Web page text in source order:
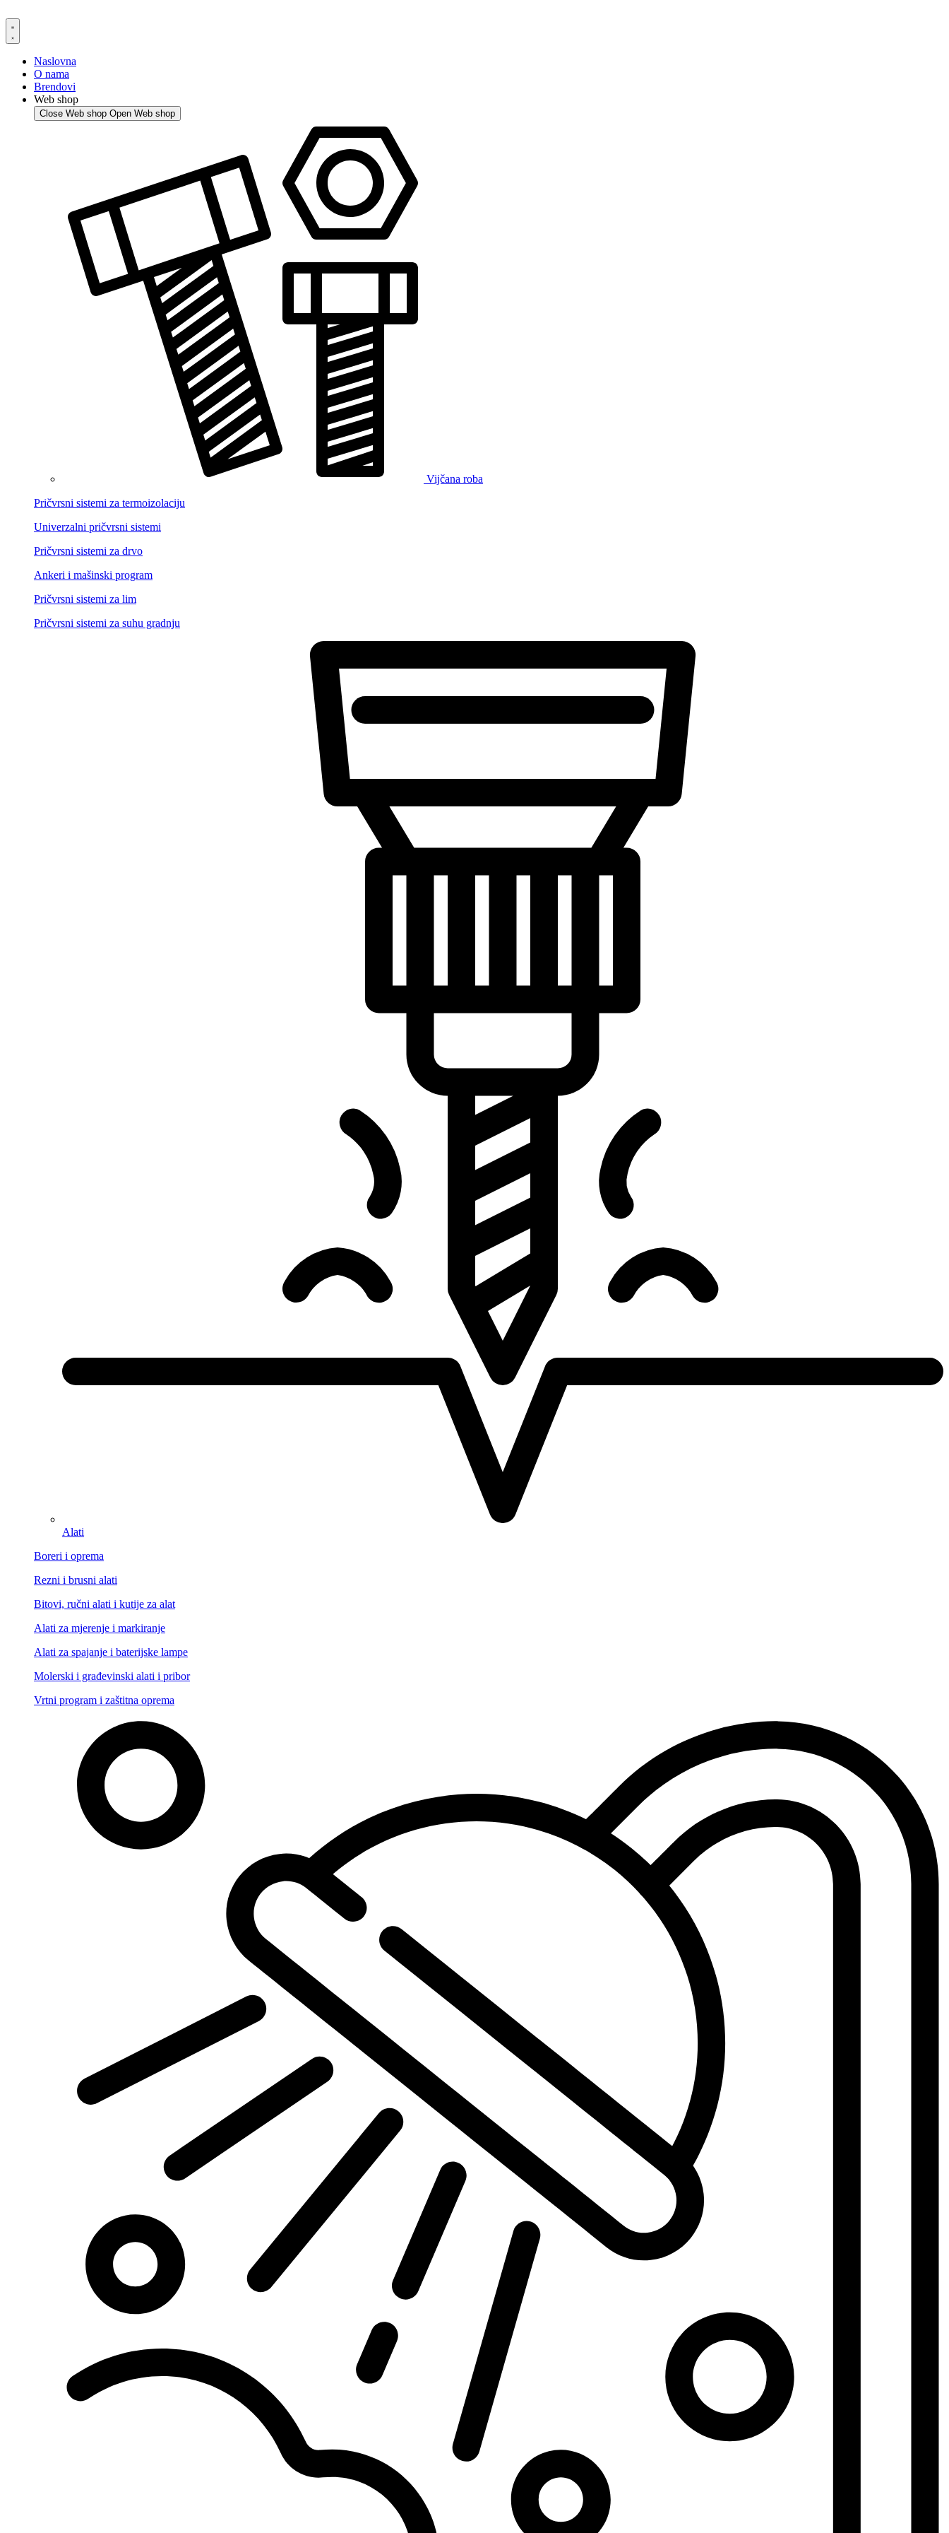
to
content
Naslovna
O nama
Brendovi
Web shop
Close Web shop Open Web shop
Vijčana roba
Pričvrsni sistemi za termoizolaciju
Univerzalni pričvrsni sistemi
Pričvrsni sistemi za drvo
Ankeri i mašinski program
Pričvrsni sistemi za lim
Pričvrsni sistemi za suhu gradnju
Alati
Boreri i oprema
Rezni i brusni alati
Bitovi, ručni alati i kutije za alat
Alati za mjerenje i markiranje
Alati za spajanje i baterijske lampe
Molerski i građevinski alati i pribor
Vrtni program i zaštitna oprema